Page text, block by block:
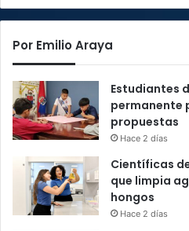
Por Emilio Araya
Estudiantes
permanente
propuestas
Hace 2 días
Científicas
que limpia
hongos
Hace 2 días